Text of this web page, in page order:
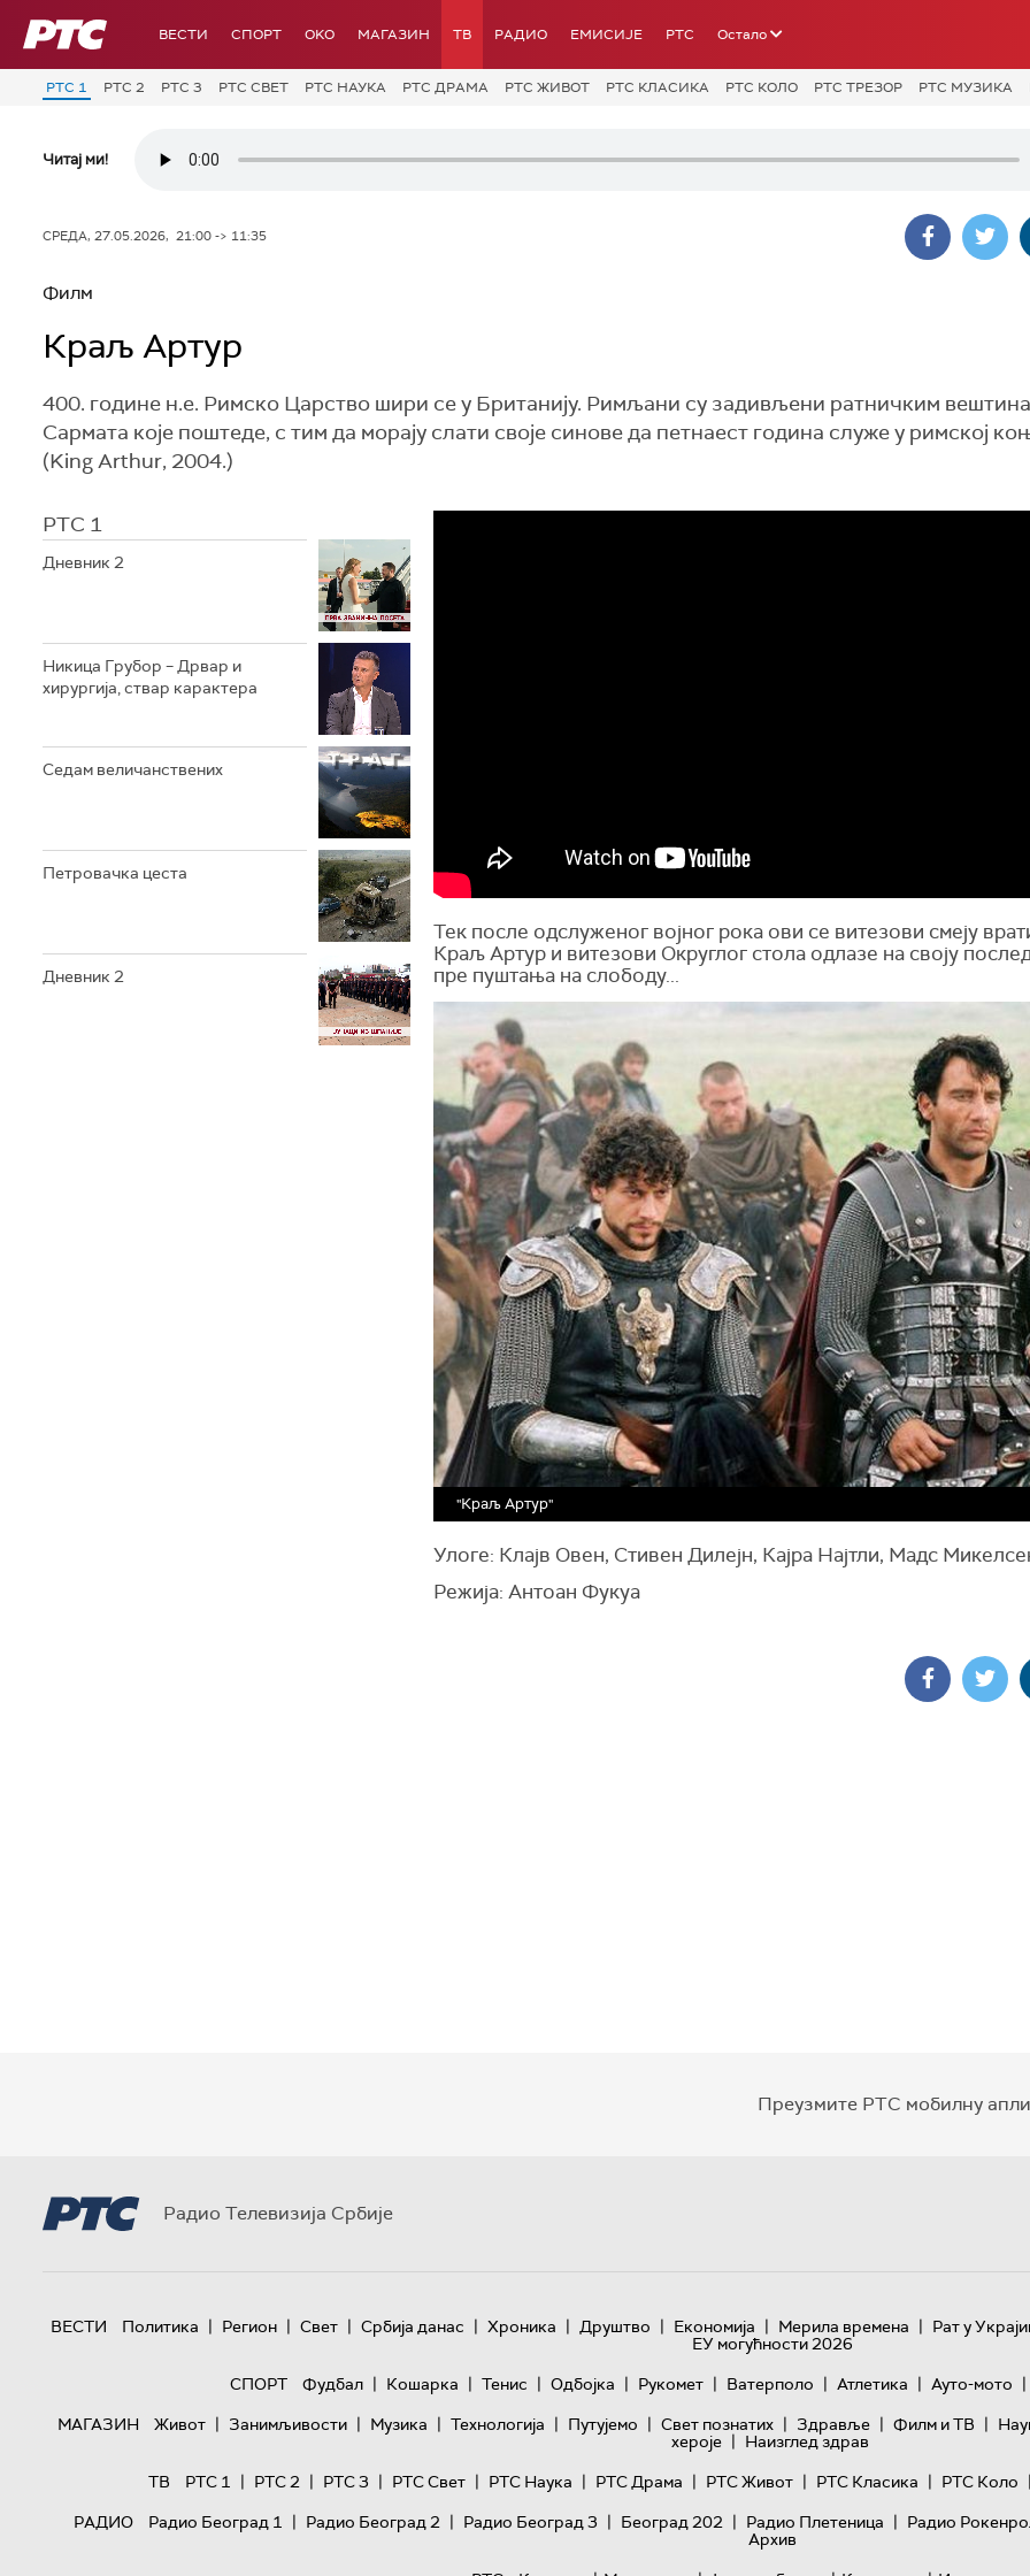
РТС ВЕСТИ СПОРТ OKO МАГАЗИН ТВ РАДИО ЕМИСИЈЕ РТС Остало
РТС 1 РТС 2 РТС 3 РТС СВЕТ РТС НАУКА РТС ДРАМА РТС ЖИВОТ РТС КЛАСИКА РТС КОЛО РТС ТРЕЗОР РТС МУЗИКА
Читај ми!
СРЕДА, 27.05.2026, 21:00 -> 11:35
Филм
Краљ Артур
400. године н.е. Римско Царство шири се у Британију. Римљани су задивљени ратничким
Сармата које поштеде, с тим да морају слати своје синове да петнаест година служе у римској
(King Arthur, 2004.)
РТС 1
Дневник 2
Никица Грубор – Дрвар и
хирургија, ствар карактера
Седам величанствених
Петровачка цеста
Дневник 2
Тек после одслуженог војног рока ови се витезови смеју
Краљ Артур и витезови Округлог стола одлазе на своју
пре пуштања на слободу...
"Краљ Артур"
Улоге: Клајв Овен, Стивен Дилејн, Кајра Најтли, Мадс
Режија: Антоан Фукуа
Преузмите РТС мобилну
Радио Телевизија Србије
ВЕСТИ Политика | Регион | Свет | Србија данас | Хроника | Друштво | Економија | Мерила времена | Рат у
ЕУ могућности 2026
СПОРТ
Фудбал | Кошарка | Тенис | Одбојка | Рукомет | Ватерполо | Атлетика | Ауто-мото |
МАГАЗИН
Живот | Занимљивости | Музика | Технологијa | Путујемо | Свет познатих | Здравље | Филм и ТВ |
хероје | Наизглед здрав
ТВ
РТС 1 | РТС 2 | РТС 3 | РТС Свет | РТС Наука | РТС Драма | РТС Живот | РТС Класика | РТС Коло |
РАДИО
Радио Београд 1 | Радио Београд 2 | Радио Београд 3 | Београд 202 | Радио Плетеница | Радио
Архив